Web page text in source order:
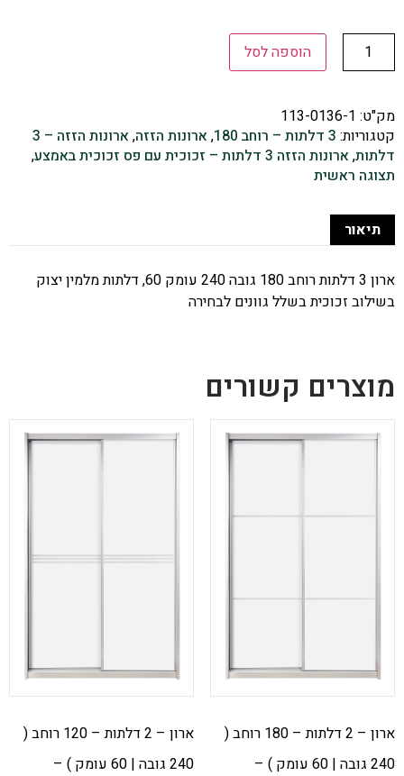
הוספה לסל
מק"ט: 113-0136-1
קטגוריות: 3 דלתות – רוחב 180 , ארונות הזזה,
ארונות הזזה – 3
דלתות, ארונות הזזה 3 דלתות – זכוכית עם פס זכוכית באמצע
,
תצוגה ראשית
תיאור
ארון 3 דלתות רוחב 180 גובה 240 עומק 60, דלתות מלמין יצוק
בשילוב זכוכית בשלל גוונים לבחירה
מוצרים קשורים
ארון – 2 דלתות – 180 רוחב (
240 גובה | 60 עומק ) –
ארון – 2 דלתות – 120 רוחב (
240 גובה | 60 עומק ) –